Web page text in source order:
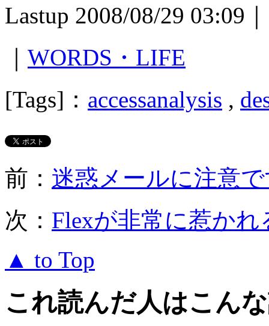
Lastup 2008/08/29 03:09
WORDS・LIFE
[Tags]： accessanalysis ,
前： 迷惑メールに注意
次： Flexが非常に惹かれ
▲ to Top
これ読んだ人はこん